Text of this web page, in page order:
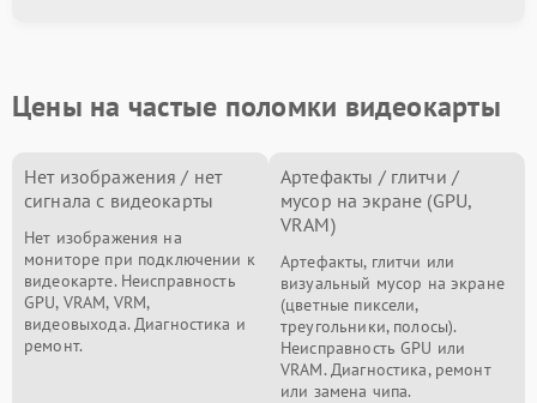
Цены на частые поломки видеокарты
Нет изображения / нет
сигнала с видеокарты
Нет изображения на
мониторе при подключении к
видеокарте. Неисправность
GPU, VRAM, VRM,
видеовыхода. Диагностика и
ремонт.
Артефакты / глитчи /
мусор на экране (GPU,
VRAM)
Артефакты, глитчи или
визуальный мусор на экране
(цветные пиксели,
треугольники, полосы).
Неисправность GPU или
VRAM. Диагностика, ремонт
или замена чипа.